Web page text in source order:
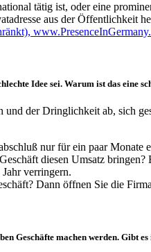
tätig ist, oder eine
aus der Öffentlichkeit
Idee sei. Warum ist das eine
der Dringlichkeit ab, sich
nur für ein paar Monate
diesen Umsatz bringen?
verringern.
Dann öffnen Sie die
Geschäfte machen werden. Gibt